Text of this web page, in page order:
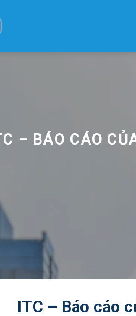
– BÁO CÁO
ITC – Báo cáo